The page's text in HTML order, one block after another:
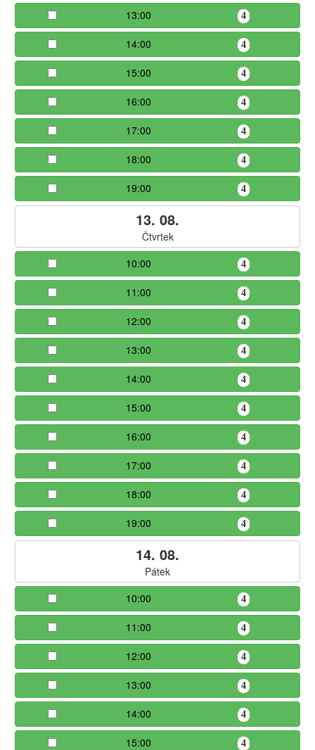
13:00 4
14:00 4
15:00 4
16:00 4
17:00 4
18:00 4
19:00 4
13. 08.
Čtvrtek
10:00
4
11:00 4
12:00 4
13:00 4
14:00 4
15:00 4
16:00 4
17:00 4
18:00 4
19:00 4
14. 08.
Pátek
10:00
4
11:00 4
12:00 4
13:00 4
14:00 4
15:00 4